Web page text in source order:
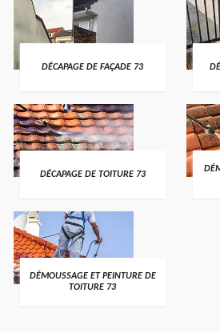
DÉCAPAGE DE FAÇADE 73
DÉCAPAGE DE TOITURE 73
DÉMOUSSAGE ET PEINTURE DE
TOITURE 73